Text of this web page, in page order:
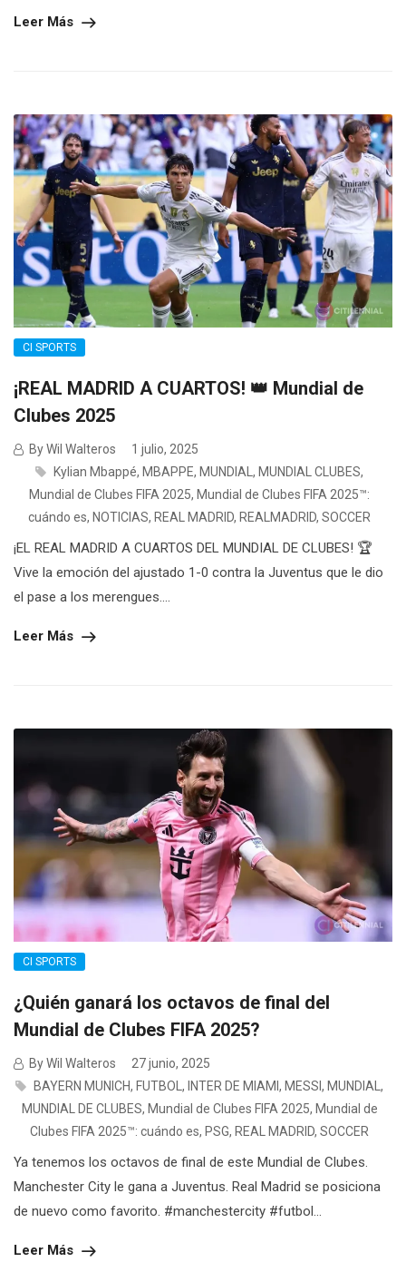
Leer Más
CI SPORTS
¡REAL MADRID A CUARTOS! 👑 Mundial de
Clubes 2025
By Wil Walteros
1 julio, 2025
Kylian Mbappé, MBAPPE, MUNDIAL, MUNDIAL CLUBES,
Mundial de Clubes FIFA 2025, Mundial de Clubes FIFA 2025™:
cuándo es, NOTICIAS, REAL MADRID, REALMADRID, SOCCER
¡EL REAL MADRID A CUARTOS DEL MUNDIAL DE CLUBES! 🏆
Vive la emoción del ajustado 1-0 contra la Juventus que le dio
el pase a los merengues....
Leer Más
CI SPORTS
¿Quién ganará los octavos de final del
Mundial de Clubes FIFA 2025?
By Wil Walteros
27 junio, 2025
BAYERN MUNICH, FUTBOL, INTER DE MIAMI , MESSI , MUNDIAL,
MUNDIAL DE CLUBES, Mundial de Clubes FIFA 2025, Mundial de
Clubes FIFA 2025™: cuándo es, PSG, REAL MADRID, SOCCER
Ya tenemos los octavos de final de este Mundial de Clubes.
Manchester City le gana a Juventus. Real Madrid se posiciona
de nuevo como favorito. #manchestercity #futbol...
Leer Más